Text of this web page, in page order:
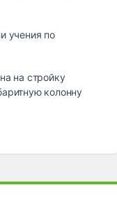
учения по
на стройку
колонну